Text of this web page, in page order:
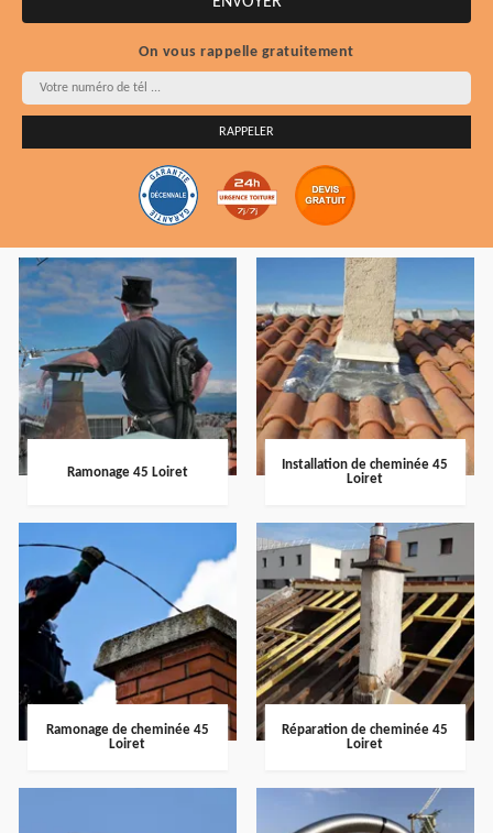
On vous rappelle gratuitement
Ramonage 45 Loiret
Installation de cheminée 45
Loiret
Ramonage de cheminée 45
Loiret
Réparation de cheminée 45
Loiret